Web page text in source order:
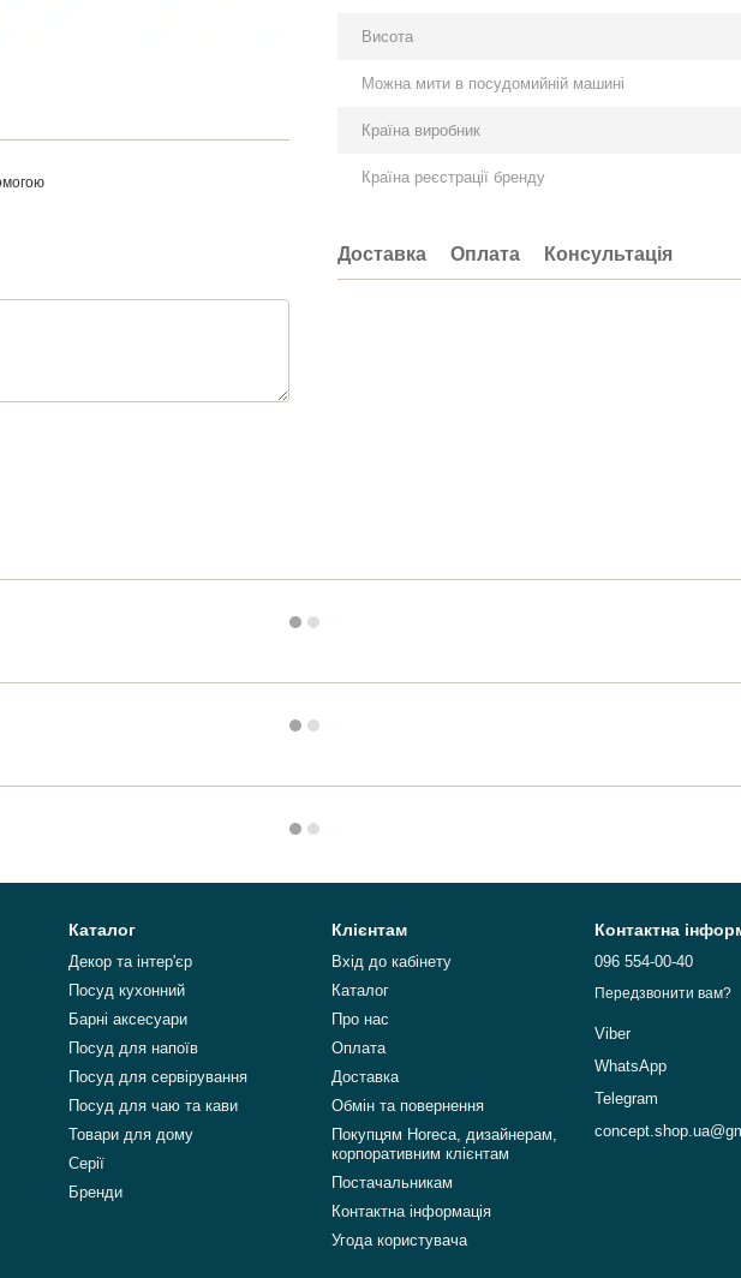
Висота
Можна мити в посудомийній машині
Країна виробник
Країна реєстрації бренду
Доставка Оплата Консультація
Каталог
Декор та інтер'єр
Посуд кухонний
Барні аксесуари
Посуд для напоїв
Посуд для сервірування
Посуд для чаю та кави
Товари для дому
Серії
Бренди
Клієнтам
Вхід до кабінету
Каталог
Про нас
Оплата
Доставка
Обмін та повернення
Покупцям Horeca, дизайнерам,
корпоративним клієнтам
Постачальникам
Контактна інформація
Угода користувача
Контактна
096 554-00-40
Передзвонити вам?
Viber
WhatsApp
Telegram